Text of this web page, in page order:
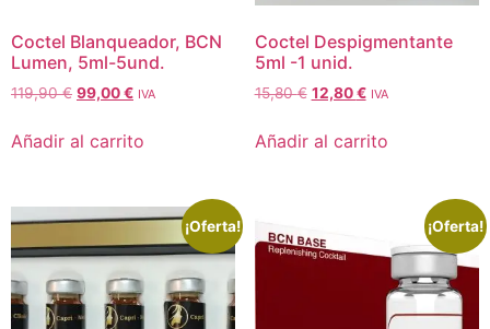
Coctel Blanqueador, BCN
Lumen, 5ml-5und.
119,90€ 99,00€ IVA
Añadir al carrito
Coctel Despigmentante
5ml -1 unid.
15,80€ 12,80€ IVA
Añadir al carrito
¡Oferta! ¡Oferta!